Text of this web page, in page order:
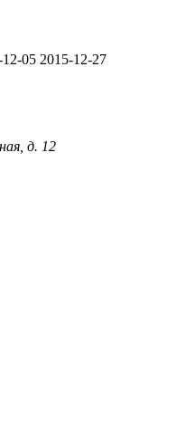
12-05 2015-12-27
д. 12